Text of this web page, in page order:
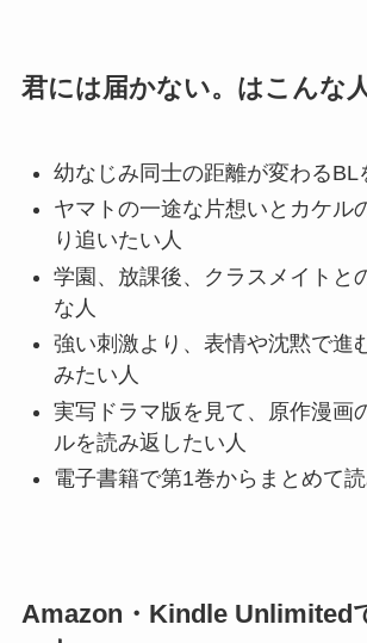
君には届かない。はこんな
幼なじみ同士の距離が変わるBL
ヤマトの一途な片想いとカケル
り追いたい人
学園、放課後、クラスメイトと
な人
強い刺激より、表情や沈黙で進
みたい人
実写ドラマ版を見て、原作漫画
ルを読み返したい人
電子書籍で第1巻からまとめて
Amazon・Kindle Unlimited